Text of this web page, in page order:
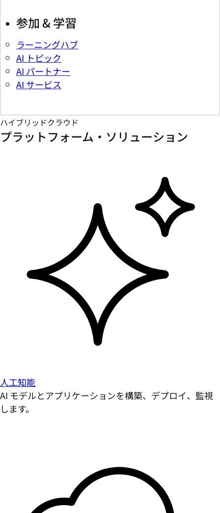
参加 & 学習
ラーニングハブ
AI トピック
AI パートナー
AI サービス
ハイブリッドクラウド
プラットフォーム・ソリューション
人工知能
AI モデルとアプリケーションを構築、デプロイ、監視
します。